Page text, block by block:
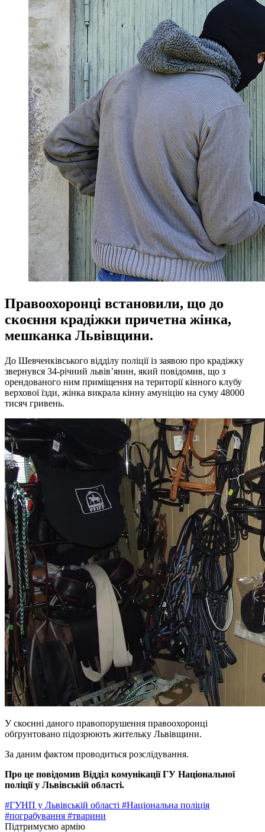
Правоохоронці встановили, що до
скоєння крадіжки причетна жінка,
мешканка Львівщини.
До Шевченківського відділу поліції із заявою про крадіжку
звернувся 34-річний львів’янин, який повідомив, що з
орендованого ним приміщення на території кінного клубу
верхової їзди, жінка викрала кінну амуніцію на суму 48000
тисяч гривень.
У скоєнні даного правопорушення правоохоронці
обґрунтовано підозрюють жительку Львівщини.
За даним фактом проводиться розслідування.
Про це повідомив Відділ комунікації ГУ Національної
поліції у Львівській області.
#ГУНП у Львівській області #Національна поліція
#пограбування #тварини
Підтримуємо армію